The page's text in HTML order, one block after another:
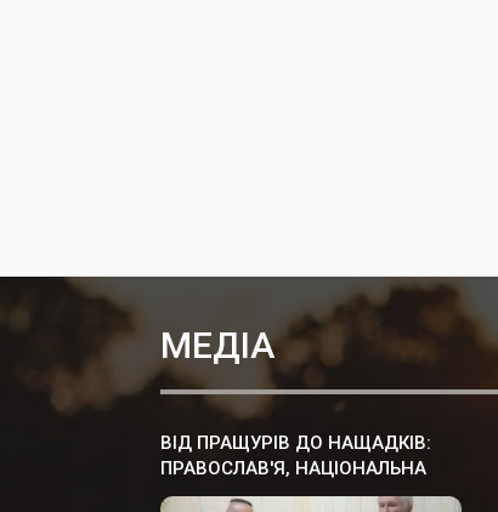
МЕДІА
ВІД ПРАЩУРІВ ДО НАЩАДКІВ:
ПРАВОСЛАВ'Я, НАЦІОНАЛЬНА
КУЛЬТУРА ПРАУКРАЇНИ